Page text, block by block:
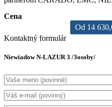
Cena
Od 14
Kontaktný formulár
Niewiadow N-LAZUR 3 /3osoby/